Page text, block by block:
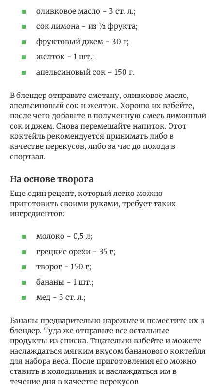
оливковое масло − 3 ст. л.;
сок лимона − из ½ фрукта;
фруктовый джем − 30 г;
желток − 1 шт.;
апельсиновый сок − 150 г.
В блендер отправьте сметану, оливковое масло,
апельсиновый сок и желток. Хорошо их взбейте,
после чего добавьте в полученную смесь лимонный
сок и джем. Снова перемешайте напиток. Этот
коктейль рекомендуется принимать либо в
качестве перекусов, либо за час до похода в
спортзал.
На основе творога
Еще один рецепт, который легко можно
приготовить своими руками, требует таких
ингредиентов:
молоко − 0,5 л;
грецкие орехи − 35 г;
творог − 150 г;
бананы − 1 шт.;
мед − 3 ст. л.;
Бананы предварительно нарежьте и поместите их в
блендер. Туда же отправьте все остальные
продукты из списка. Тщательно взбейте и можете
наслаждаться мягким вкусом бананового коктейля
для набора веса. После приготовления его можно
ставить в холодильник и наслаждаться им в
течение дня в качестве перекусов